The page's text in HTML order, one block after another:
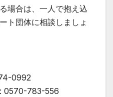
場合は、一人で抱え込
ト団体に相談しましょ
0992
0570-783-556